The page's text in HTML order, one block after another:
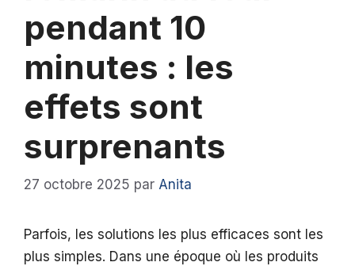
pendant 10
minutes : les
effets sont
surprenants
27 octobre 2025 par Anita
Parfois, les solutions les plus efficaces sont les
plus simples. Dans une époque où les produits